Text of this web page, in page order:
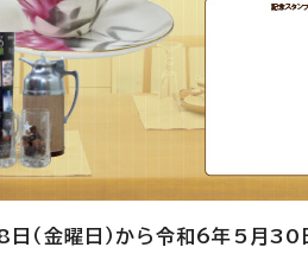
（金曜日）から令和6年5月30